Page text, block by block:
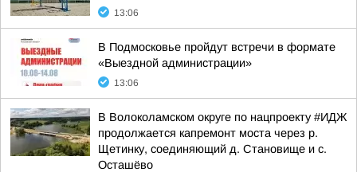
13:06
В Подмосковье пройдут встречи в формате
«Выездной администрации»
13:06
В Волоколамском округе по нацпроекту #ИДЖ
продолжается капремонт моста через р.
Щетинку, соединяющий д. Становище и с.
Осташёво